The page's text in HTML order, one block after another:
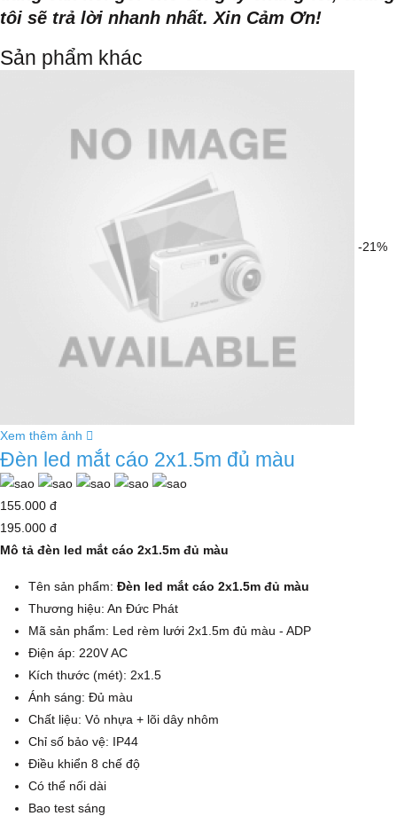
tôi sẽ trả lời nhanh nhất. Xin Cảm Ơn!
Sản phẩm khác
-21%
Xem thêm ảnh
Đèn led mắt cáo 2x1.5m đủ màu
155.000 đ
195.000 đ
Mô tả đèn led mắt cáo 2x1.5m đủ màu
Tên sản phẩm: Đèn led mắt cáo 2x1.5m đủ màu
Thương hiệu: An Đức Phát
Mã sản phẩm: Led rèm lưới 2x1.5m đủ màu - ADP
Điện áp: 220V AC
Kích thước (mét): 2x1.5
Ánh sáng: Đủ màu
Chất liệu: Vỏ nhựa + lõi dây nhôm
Chỉ số bảo vệ: IP44
Điều khiển 8 chế độ
Có thể nối dài
Bao test sáng